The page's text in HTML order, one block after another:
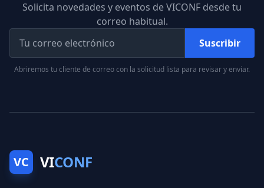
Solicita novedades y eventos de VICONF desde tu
correo habitual.
Suscribir
Abriremos tu cliente de correo con la solicitud lista para revisar y enviar.
VC VICONF